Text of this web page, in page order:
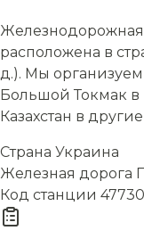
расположена в
д.). Мы
Большой Токмак в
Казахстан в
Страна Украина
Железная дорога
Код станции